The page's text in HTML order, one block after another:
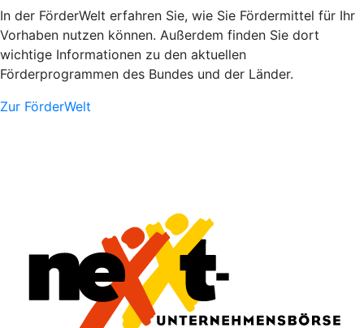
In der FörderWelt erfahren Sie, wie Sie Fördermittel für Ihr
Vorhaben nutzen können. Außerdem finden Sie dort
wichtige Informationen zu den aktuellen
Förderprogrammen des Bundes und der Länder.
Zur FörderWelt